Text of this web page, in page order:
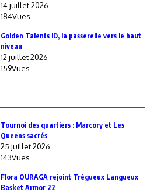
14 juillet 2026
184Vues
Golden Talents ID, la passerelle vers le haut
niveau
12 juillet 2026
159Vues
‎Tournoi des quartiers : Marcory et Les
Queens sacrés
25 juillet 2026
143Vues
Flora OURAGA rejoint Trégueux Langueux
Basket Armor 22